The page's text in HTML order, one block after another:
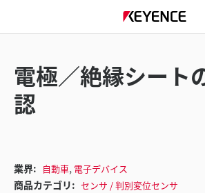
電極／絶縁シート
認
業界: 自動車, 電子デバイス
商品カテゴリ: センサ / 判別変位センサ